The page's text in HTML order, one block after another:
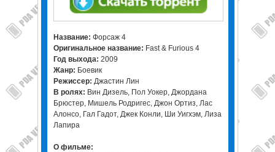
Название: Форсаж 4
Оригинальное название: Fast & Furious 4
Год выхода: 2009
Жанр: Боевик
Режиссер: Джастин Лин
В ролях: Вин Дизель, Пол Уокер, Джордана
Брюстер, Мишель Родригес, Джон Ортиз, Лас
Алонсо, Гал Гадот, Джек Конли, Ши Уигхэм, Лиза
Лапира
О фильме: